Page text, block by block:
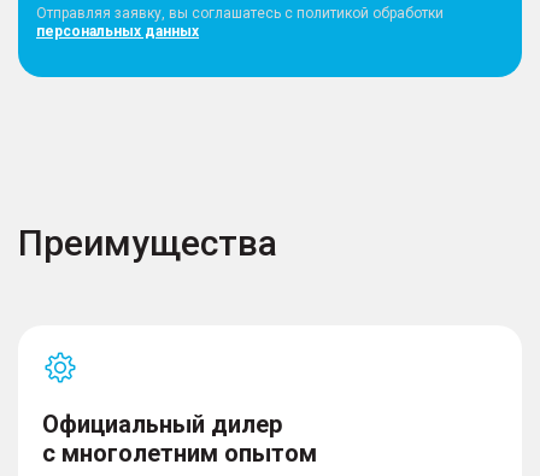
Отправляя заявку, вы соглашатесь с политикой обработки
персональных данных
Преимущества
Официальный дилер
с многолетним опытом